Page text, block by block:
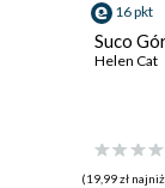
16 pkt
Suco
Helen Cat
(19,99 zł